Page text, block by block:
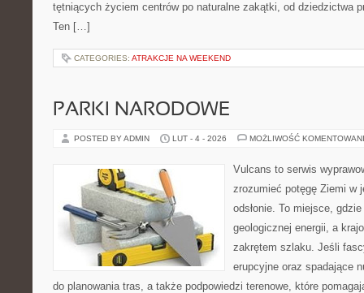
tętniących życiem centrów po naturalne zakątki, od dziedzictwa
Ten […]
CATEGORIES: ATRAKCJE NA WEEKEND
PARKI NARODOWE
POSTED BY ADMIN LUT - 4 - 2026 MOŻLIWOŚĆ
Vulcans to serwis
zrozumieć potęgę Ziemi w
odsłonie. To miejsce,
geologicznej energii, a
zakrętem szlaku. Jeśli
erupcyjne oraz spadające
do planowania tras, a także podpowiedzi terenowe, które